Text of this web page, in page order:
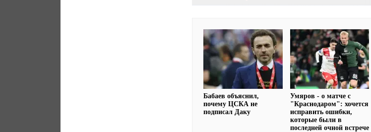
Бабаев объяснил,
почему ЦСКА не
подписал Даку
Умяров - о матче с
"Краснодаром": хочется
исправить ошибки,
которые были в
последней очной встрече